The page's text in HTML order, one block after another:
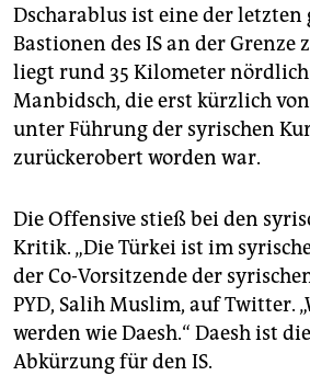
Dscharablus ist eine der letzten
Bastionen des IS an der Grenze
liegt rund 35 Kilometer nördlich
Manbidsch, die erst kürzlich
unter Führung der syrischen
zurückerobert worden war.
Die Offensive stieß bei den
Kritik. „Die Türkei ist im
der Co-Vorsitzende der
PYD, Salih Muslim, auf Twitter.
werden wie Daesh.“ Daesh ist
Abkürzung für den IS.